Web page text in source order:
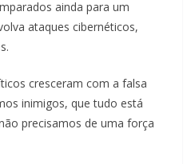
ainda para um
ataques cibernéticos,
cresceram com a falsa
inimigos, que tudo está
precisamos de uma força